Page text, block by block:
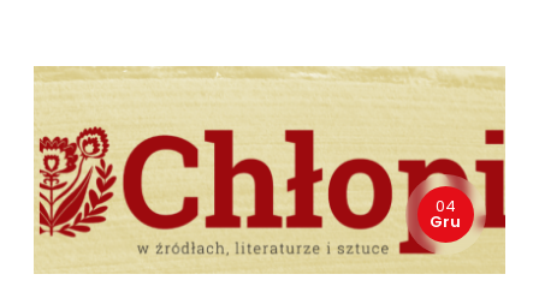
04
Gru